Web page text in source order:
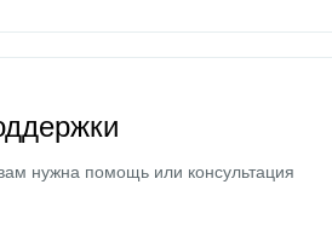
нужна помощь или консультация